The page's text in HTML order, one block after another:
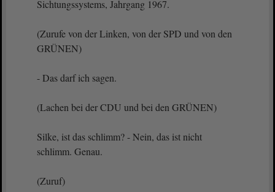
Sichtungssystems, Jahrgang 1967.
(Zurufe von der Linken, von der SPD und von den
GRÜNEN)
- Das darf ich sagen.
(Lachen bei der CDU und bei den GRÜNEN)
Silke, ist das schlimm? - Nein, das ist nicht
schlimm. Genau.
(Zuruf)